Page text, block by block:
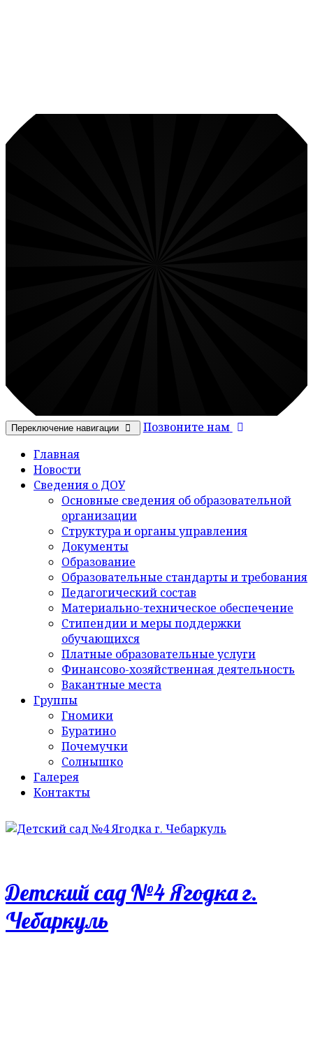
Переключение навигации
Позвоните нам
Главная
Новости
Сведения о ДОУ
Основные сведения об образовательной
организации
Структура и органы управления
Документы
Образование
Образовательные стандарты и требования
Педагогический состав
Материально-техническое обеспечение
Стипендии и меры поддержки
обучающихся
Платные образовательные услуги
Финансово-хозяйственная деятельность
Вакантные места
Группы
Гномики
Буратино
Почемучки
Солнышко
Галерея
Контакты
Детский сад №4 Ягодка г.
Чебаркуль